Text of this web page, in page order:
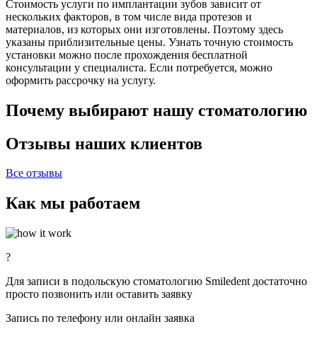
Стоимость услуги по имплантации зубов зависит от
нескольких факторов, в том числе вида протезов и
материалов, из которых они изготовлены. Поэтому здесь
указаны приблизительные цены. Узнать точную стоимость
установки можно после прохождения бесплатной
консультации у специалиста. Если потребуется, можно
оформить рассрочку на услугу.
Почему выбирают нашу стоматологию
Отзывы наших клиентов
Все отзывы
Как мы работаем
?
Для записи в подольскую стоматологию Smiledent достаточно
просто позвонить или оставить заявку
Запись по телефону или онлайн заявка